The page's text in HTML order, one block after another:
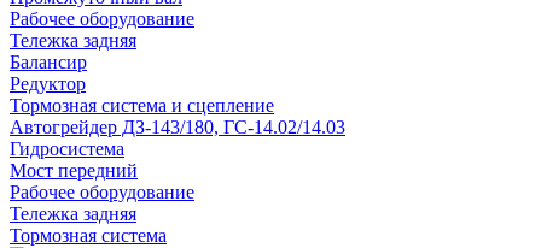
Рабочее оборудование
Тележка задняя
Балансир
Редуктор
Тормозная система и сцепление
Автогрейдер ДЗ-143/180, ГС-14.02/14.03
Гидросистема
Мост передний
Рабочее оборудование
Тележка задняя
Тормозная система